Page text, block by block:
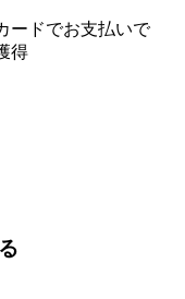
ードでお支払いで
得